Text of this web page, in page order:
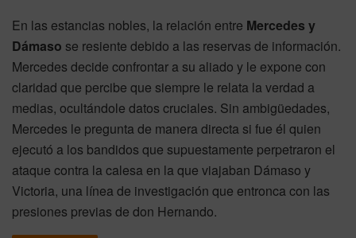
En las estancias nobles, la relación entre Mercedes y
Dámaso se resiente debido a las reservas de información.
Mercedes decide confrontar a su aliado y le expone con
claridad que percibe que siempre le relata la verdad a
medias, ocultándole datos cruciales. Sin ambigüedades,
Mercedes le pregunta de manera directa si fue él quien
ejecutó a los bandidos que supuestamente perpetraron el
ataque contra la calesa en la que viajaban Dámaso y
Victoria, una línea de investigación que entronca con las
presiones previas de don Hernando.